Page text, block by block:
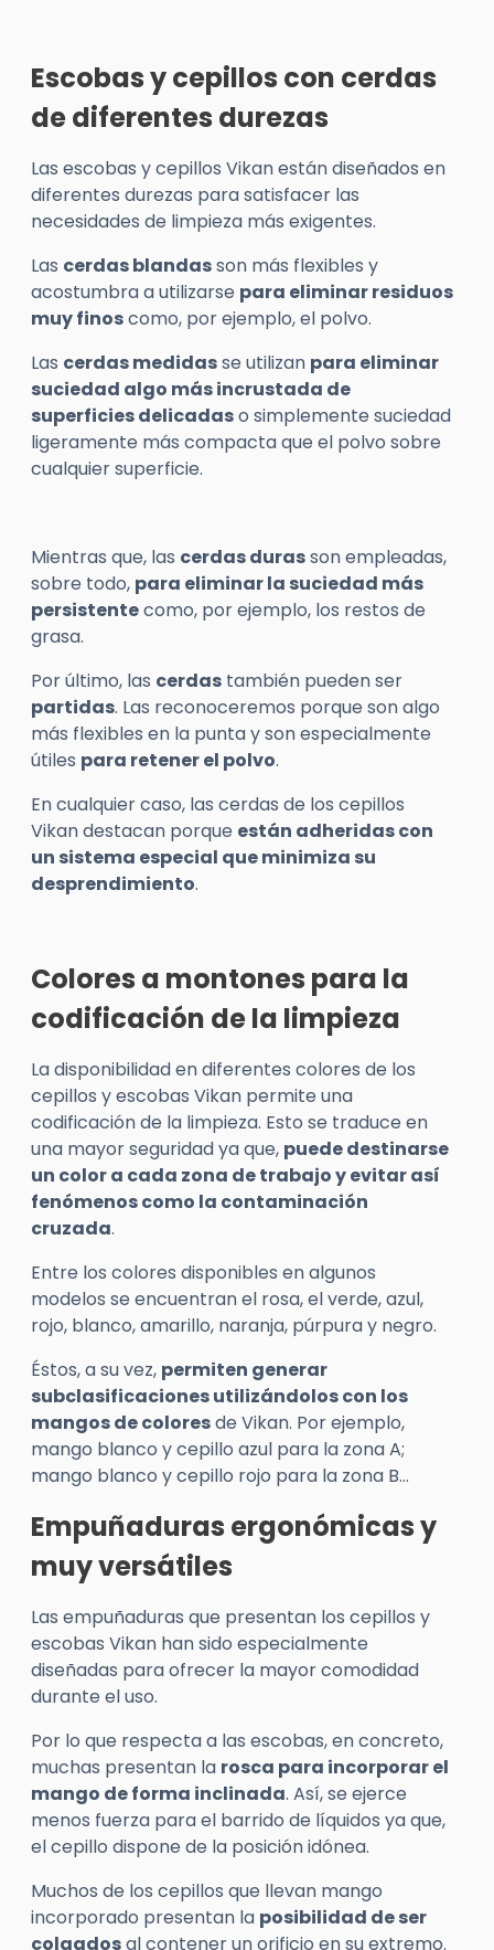
Escobas y cepillos con cerdas
de diferentes durezas
Las escobas y cepillos Vikanestán diseñados en
diferentes durezas para satisfacer las
necesidades de limpieza más exigentes.
Las cerdas blandasson más flexibles y
acostumbra a utilizarse para eliminar residuos
muy finoscomo, por ejemplo, el polvo.
Las cerdas medidasse utilizan para eliminar
suciedad algo más incrustada de
superficies delicadaso simplemente suciedad
ligeramente más compacta que el polvo sobre
cualquier superficie.
Mientras que, las cerdas durasson empleadas,
sobre todo, para eliminar la suciedad más
persistentecomo, por ejemplo, los restos de
grasa.
Por último, las cerdas también pueden ser
partidas. Las reconoceremos porque son algo
más flexibles en la punta y son especialmente
útiles para retener el polvo.
En cualquier caso, las cerdas de los cepillos
Vikandestacan porque están adheridas con
un sistema especial que minimiza su
desprendimiento.
Colores a montones para la
codificación de la limpieza
La disponibilidad en diferentes colores de los
cepillos y escobas Vikan permite una
codificación de la limpieza. Esto se traduce en
una mayor seguridad ya que, puede destinarse
un color a cada zona de trabajo y evitar así
fenómenos como la contaminación
cruzada.
Entre los colores disponibles en algunos
modelos se encuentran el rosa, el verde, azul,
rojo, blanco, amarillo, naranja, púrpura y negro.
Éstos, a su vez, permiten generar
subclasificaciones utilizándolos con los
mangos de coloresde Vikan. Por ejemplo,
mango blanco y cepillo azul para la zona A;
mango blanco y cepillo rojo para la zona B…
Empuñaduras ergonómicas y
muy versátiles
Las empuñaduras que presentan los cepillos y
escobas Vikan han sido especialmente
diseñadas para ofrecer la mayor comodidad
durante el uso.
Por lo que respecta a las escobas, en concreto,
muchas presentan la rosca para incorporar el
mango de forma inclinada. Así, se ejerce
menos fuerza para el barrido de líquidos ya que,
el cepillo dispone de la posición idónea.
Muchos de los cepillos que llevan mango
incorporado presentan la posibilidad de ser
colgadosal contener un orificio en su extremo.